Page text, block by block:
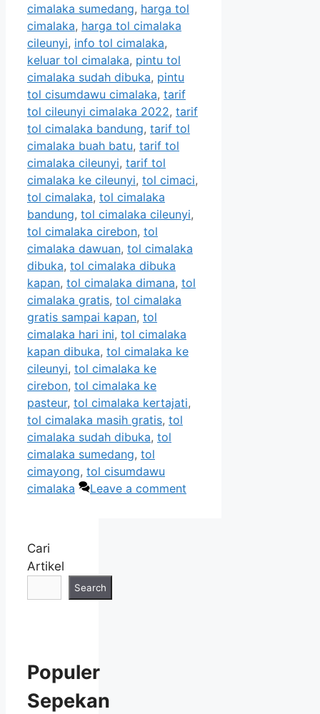
cimalaka sumedang, harga tol
cimalaka, harga tol cimalaka
cileunyi, info tol cimalaka,
keluar tol cimalaka, pintu tol
cimalaka sudah dibuka, pintu
tol cisumdawu cimalaka, tarif
tol cileunyi cimalaka 2022, tarif
tol cimalaka bandung, tarif tol
cimalaka buah batu, tarif tol
cimalaka cileunyi, tarif tol
cimalaka ke cileunyi, tol cimaci,
tol cimalaka, tol cimalaka
bandung, tol cimalaka cileunyi,
tol cimalaka cirebon, tol
cimalaka dawuan, tol cimalaka
dibuka, tol cimalaka dibuka
kapan, tol cimalaka dimana, tol
cimalaka gratis, tol cimalaka
gratis sampai kapan, tol
cimalaka hari ini, tol cimalaka
kapan dibuka, tol cimalaka ke
cileunyi, tol cimalaka ke
cirebon, tol cimalaka ke
pasteur, tol cimalaka kertajati,
tol cimalaka masih gratis, tol
cimalaka sudah dibuka, tol
cimalaka sumedang, tol
cimayong, tol cisumdawu
cimalaka
Leave a comment
Cari
Artikel
Search
Populer
Sepekan